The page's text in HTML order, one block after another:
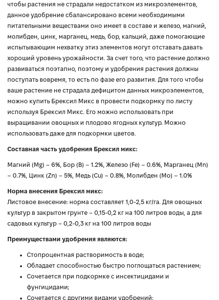
чтобы растения не страдали недостатком из микроэлементов,
данное удобрение сбалансировано всеми необходимыми
питательными веществами оно имеет в составе и железо, магний,
молибден, цинк, марганец, медь, бор, кальций, даже помогающие
испытывающим нехватку этиз элементов могут отставать давать
хороший уровень урожайности. За счет того, что растение должно
развиваться поэтапно, поэтому и удобрения растения должны
поступать вовремя, то есть по фазе его развития. Для того чтобы
ваше растение не страдала дефицитом данных микроэлементов,
можно купить Брексил Микс в провести подкормку по листу
используя Брексил Микс. Его можно использовать при
выращивании овощных и плодово ягодных культур. Можно
использовать даже для подкормки цветов.
Составная часть удобрения Брексил микс:
Магний (Mg) – 6%, Бор (B) – 1.2%, Железо (Fe) – 0.6%, Марганец (Mn)
– 0.7%, Цинк (Zn) – 5%, Медь (Cu) – 0.8%, Молибден (Mo) – 1.0%
Норма внесения Брексил микс:
Листовое внесение: норма составляет 1,0-2,5 кг/га. Для овощных
культур в закрытом грунте – 0,15-0,2 кг на 100 литров воды, а для
садовых культур – 0,2-0,3 кг на 100 литров воды
Преимуществами удобрения являются:
Стопроцентная растворимость в воде;
Обладает способностью быстро поглощаться растением;
Сочетается при подкормке с инсектицидами и
фунгицидами;
Сочетается с другими видами удобрений;